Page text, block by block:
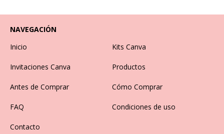
NAVEGACIÓN
Inicio
Kits Canva
Invitaciones Canva Productos
Antes de Comprar Cómo Comprar
FAQ Condiciones de uso
Contacto